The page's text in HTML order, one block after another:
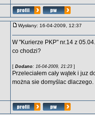
Wysłany: 16-04-2009, 12:37
W "Kurierze PKP" nr.14 z
co chodzi?
[ Dodano: 16-04-2009, 21:23 ]
Przeleciałem cały wątek i juz
można sie domyślac dlaczego.